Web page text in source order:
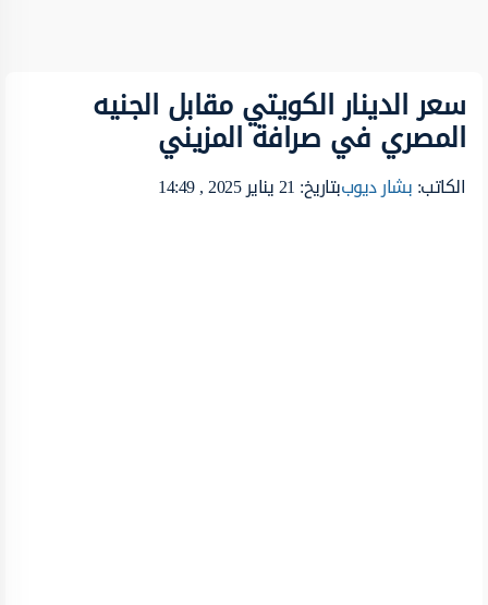
سعر الدينار الكويتي مقابل الجنيه
المصري في صرافة المزيني
الكاتب:بشار ديوببتاريخ: 21 يناير 2025 , 14:49